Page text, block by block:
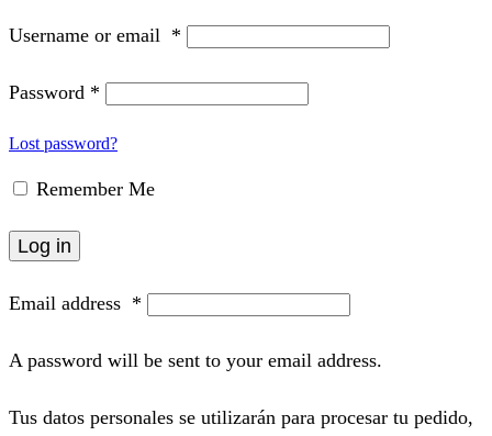
Username or email *
Password *
Lost password?
Remember Me
Log in
Email address *
A password will be sent to your email address.
Tus datos personales se utilizarán para procesar tu pedido,